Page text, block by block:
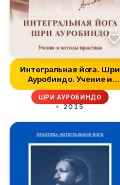
Интегральная йога. Шри
Ауробиндо. Учение и
методы...
ШРИ АУРОБИНДО
2015